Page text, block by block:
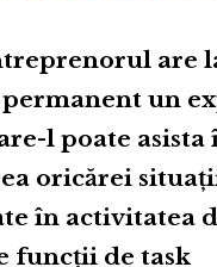
are
un
l poate asista
oricărei
în activitatea
funcții de task